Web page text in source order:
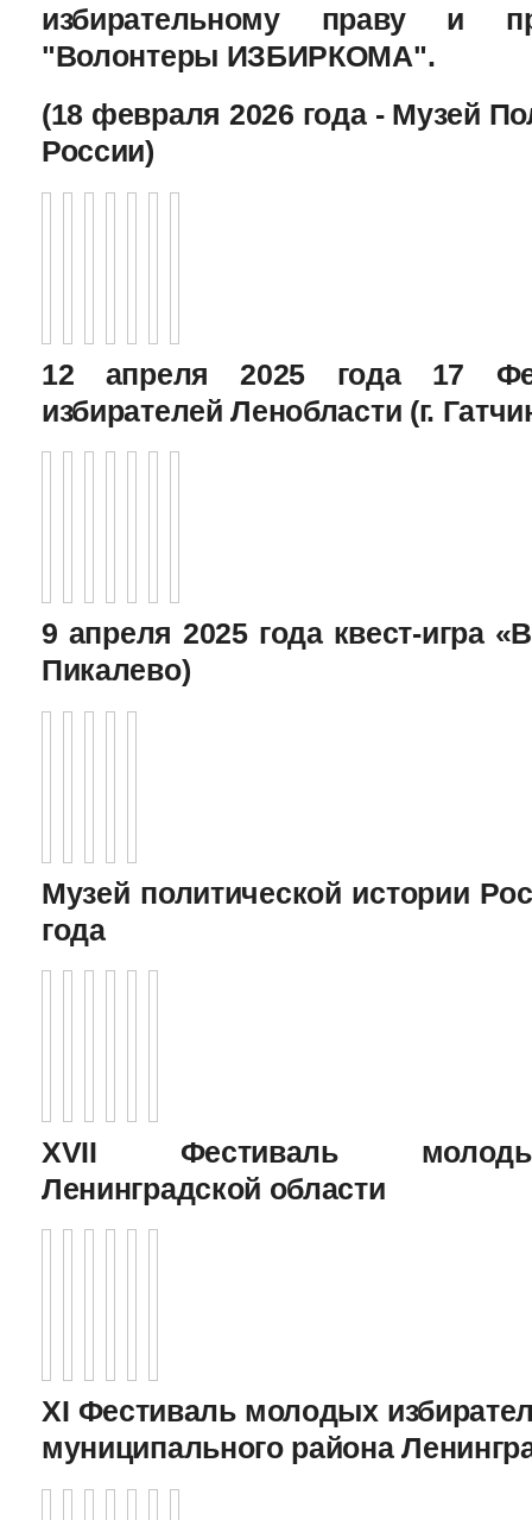
избирательному праву и
"Волонтеры ИЗБИРКОМА".
(18 февраля 2026 года - Музей
России)
12 апреля 2025 года 17
избирателей Ленобласти (г.
9 апреля 2025 года квест-игра
Пикалево)
Музей политической истории
года
XVII Фестиваль
Ленинградской области
XI Фестиваль молодых
муниципального района